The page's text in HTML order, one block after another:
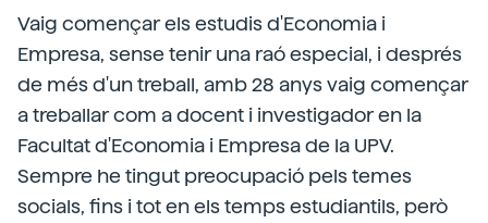
Vaig començar els estudis d'Economia i
Empresa, sense tenir una raó especial, i després
de més d'un treball, amb 28 anys vaig començar
a treballar com a docent i investigador en la
Facultat d'Economia i Empresa de la UPV.
Sempre he tingut preocupació pels temes
socials, fins i tot en els temps estudiantils, però